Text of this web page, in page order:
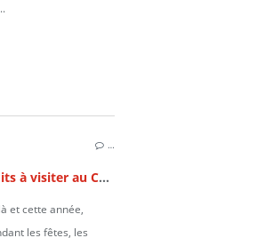
…
Les plus beaux endroits à visiter au Canada durant les fêtes de fin d'année
et cette année,
les fêtes, les